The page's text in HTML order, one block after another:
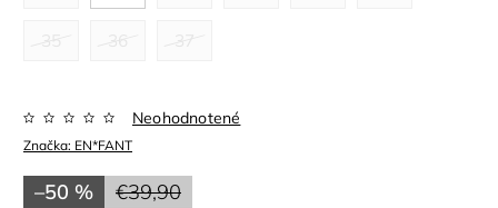
Značka: EN*FANT
Neohodnotené
€39,90
–50 %